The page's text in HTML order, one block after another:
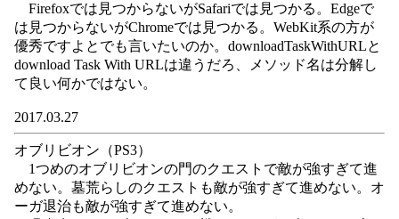
Firefoxでは見つからないがSafariでは見つかる。Edgeで
は見つからないがChromeでは見つかる。WebKit系の方が
優秀ですよとでも言いたいのか。downloadTaskWithURLと
download Task With URLは違うだろ、メソッド名は分解し
て良い何かではない。
2017.03.27
オブリビオン（PS3）
1つめのオブリビオンの門のクエストで敵が強すぎて進
めない。墓荒らしのクエストも敵が強すぎて進めない。オ
ーガ退治も敵が強すぎて進めない。